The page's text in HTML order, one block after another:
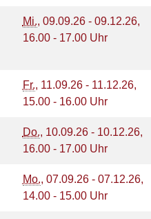
Mi., 09.09.26 - 09.12.26,
16.00 - 17.00 Uhr
Fr., 11.09.26 - 11.12.26,
15.00 - 16.00 Uhr
Do., 10.09.26 - 10.12.26,
16.00 - 17.00 Uhr
Mo., 07.09.26 - 07.12.26,
14.00 - 15.00 Uhr